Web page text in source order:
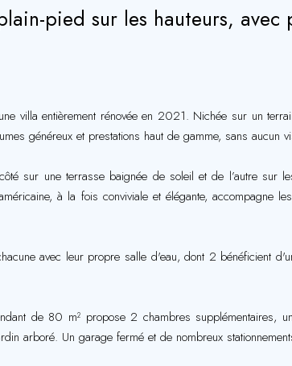
pied sur les hauteurs,
villa entièrement rénovée en 2021. Nichée sur un
généreux et prestations haut de gamme, sans aucun
sur une terrasse baignée de soleil et de l’autre sur
à la fois conviviale et élégante, accompagne
avec leur propre salle d'eau, dont 2 bénéficient
de 80 m² propose 2 chambres supplémentaires,
arboré. Un garage fermé et de nombreux